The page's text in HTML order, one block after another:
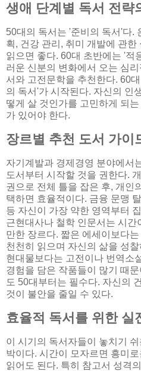
생애 단계별 독서 전략
50대의 독서는 '준비의 독서'다.
획, 건강 관리, 취미 개발에 관
읽으면 좋다. 60대 초반에는 '적
러운 신분의 변화에서 오는 심
서와 고전문학을 추천한다. 60
의 독서'가 시작된다. 자신의 인
떻게 살 것인가를 고민하게 되
가 있어야 한다.
장르별 추천 도서 가이
자기계발과 경제경영 분야에서
도서부터 시작할 것을 권한다.
권으로 전체 틀을 잡은 후, 개인
택하면 효율적이다. 금융 문맹
등 자신이 가장 약한 영역부터
근현대사나 철학 인문서는 시
만한 장르다. 짧은 에세이보다
천천히 읽으며 자신의 삶을 성
현대물보다는 고전이나 번역소
경험을 담은 작품들이 많기 때
도 50대부터는 필수다. 자신의
것이 불안을 줄일 수 있다.
효율적 독서를 위한 실
이 시기의 독서자들이 놓치기
박이다. 시간이 모자르면 흥미
읽어도 된다. 특히 참고서 성격